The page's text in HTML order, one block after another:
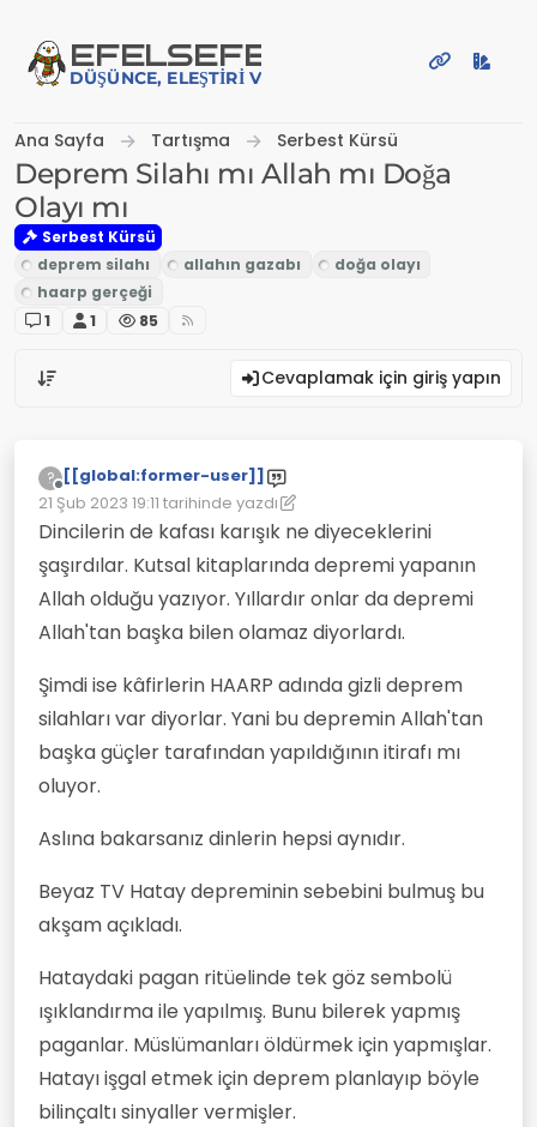
EFELSEFE
DÜŞÜNCE, ELEŞTIRI VE PAYLAŞIM PLATFORMU
Ana Sayfa Tartışma Serbest Kürsü
Deprem Silahı mı Allah mı Doğa
Olayı mı
Serbest Kürsü
1 1 85
Cevaplamak için giriş yapın
?
Çevrimdışı
[[global:former-user]]
21 Şub 2023 19:11 tarihinde yazdı
Son düzenleyen: [[global:former-user]]
Dincilerin de kafası karışık ne diyeceklerini
şaşırdılar. Kutsal kitaplarında depremi yapanın
Allah olduğu yazıyor. Yıllardır onlar da depremi
Allah'tan başka bilen olamaz diyorlardı.
Şimdi ise kâfirlerin HAARP adında gizli deprem
silahları var diyorlar. Yani bu depremin Allah'tan
başka güçler tarafından yapıldığının itirafı mı
oluyor.
Aslına bakarsanız dinlerin hepsi aynıdır.
Beyaz TV Hatay depreminin sebebini bulmuş bu
akşam açıkladı.
Hataydaki pagan ritüelinde tek göz sembolü
ışıklandırma ile yapılmış. Bunu bilerek yapmış
paganlar. Müslümanları öldürmek için yapmışlar.
Hatayı işgal etmek için deprem planlayıp böyle
bilinçaltı sinyaller vermişler.